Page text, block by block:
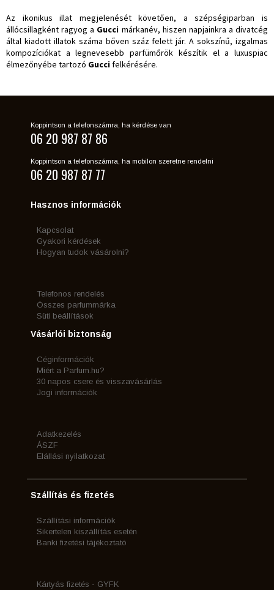
Az ikonikus illat megjelenését követően, a szépségiparban is
állócsillagként ragyog a Gucci márkanév, hiszen napjainkra a divatcég
által kiadott illatok száma bőven száz felett jár. A sokszínű, izgalmas
kompozíciókat a legnevesebb parfümőrök készítik el a luxuspiac
élmezőnyébe tartozó Guccifelkérésére.
Koppintson a telefonszámra, ha kérdése van
06 20 987 87 86
Koppintson a telefonszámra, ha mobilon szeretne rendelni
06 20 987 87 77
Hasznos információk
Kapcsolat
Gyakori kérdések
Hogyan tudok vásárolni?
Telefonos rendelés
Összes parfummárka
Süti beállítások
Vásárlói biztonság
Céginformációk
Miért a Parfum.hu?
30 napos csere és visszavásárlás
Jogi információk
Adatkezelés
ÁSZF
Elállási nyilatkozat
Szállítás és fizetés
Szállítási információk
Sikertelen kiszállítás esetén
Banki fizetési tájékoztató
Kártyás fizetés - GYFK